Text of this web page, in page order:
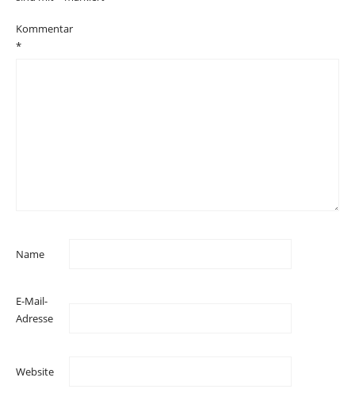
Kommentar
*
Name
E-Mail-
Adresse
Website